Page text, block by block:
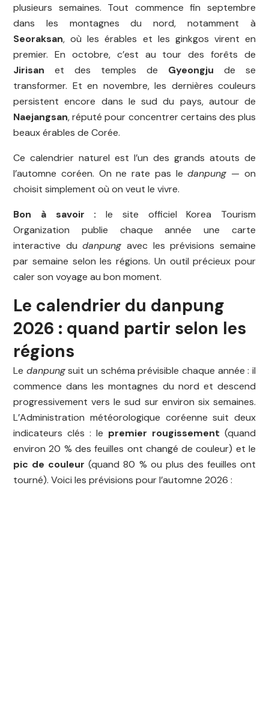
plusieurs semaines. Tout commence fin septembre
dans les montagnes du nord, notamment à
Seoraksan, où les érables et les ginkgos virent en
premier. En octobre, c’est au tour des forêts de
Jirisan et des temples de Gyeongju de se
transformer. Et en novembre, les dernières couleurs
persistent encore dans le sud du pays, autour de
Naejangsan, réputé pour concentrer certains des plus
beaux érables de Corée.
Ce calendrier naturel est l’un des grands atouts de
l’automne coréen. On ne rate pas ledanpung — on
choisit simplement où on veut le vivre.
Bon à savoir : le site officiel Korea Tourism
Organization publie chaque année une carte
interactive dudanpung avec les prévisions semaine
par semaine selon les régions. Un outil précieux pour
caler son voyage au bon moment.
Le calendrier du danpung
2026 : quand partir selon les
régions
Le danpungsuit un schéma prévisible chaque année : il
commence dans les montagnes du nord et descend
progressivement vers le sud sur environ six semaines.
L’Administration météorologique coréenne suit deux
indicateurs clés : le premier rougissement (quand
environ 20 % des feuilles ont changé de couleur) et le
pic de couleur (quand 80 % ou plus des feuilles ont
tourné). Voici les prévisions pour l’automne 2026 :